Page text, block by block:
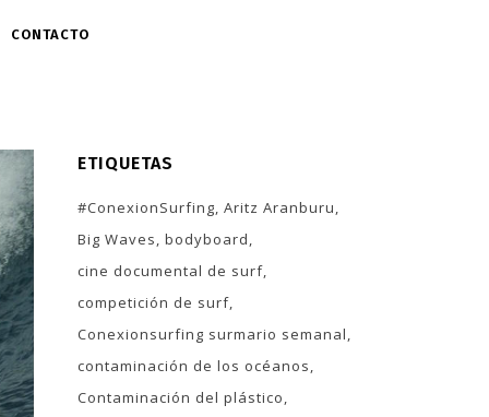
CONTACTO
ETIQUETAS
#ConexionSurfing Aritz Aranburu
Big Waves bodyboard
cine documental de surf
competición de surf
Conexionsurfing surmario semanal
contaminación de los océanos
Contaminación del plástico